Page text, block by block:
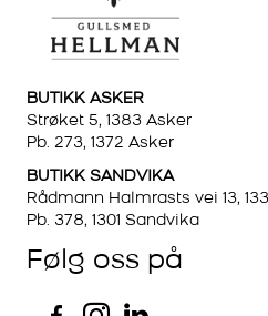
BUTIKK ASKER
Strøket 5, 1383 Asker
Pb. 273, 1372 Asker
BUTIKK SANDVIKA
Rådmann Halmrasts vei 13,
Pb. 378, 1301 Sandvika
Følg oss på